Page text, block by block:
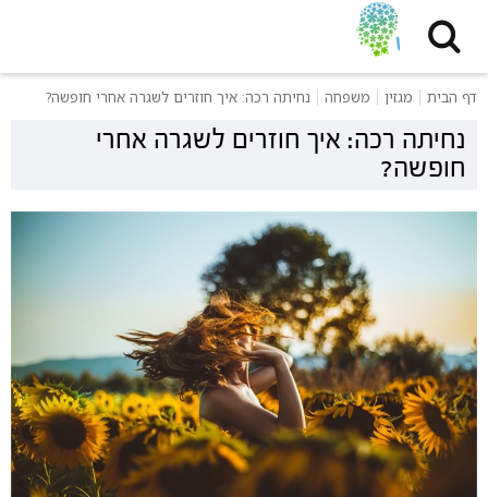
דף הבית מגזין משפחה נחיתה רכה: איך חוזרים לשגרה אחרי חופשה?
נחיתה רכה: איך חוזרים לשגרה אחרי
חופשה?